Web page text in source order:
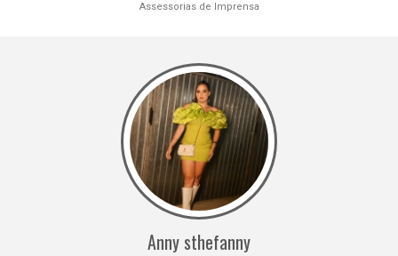
Assessorias de Imprensa
Anny sthefanny